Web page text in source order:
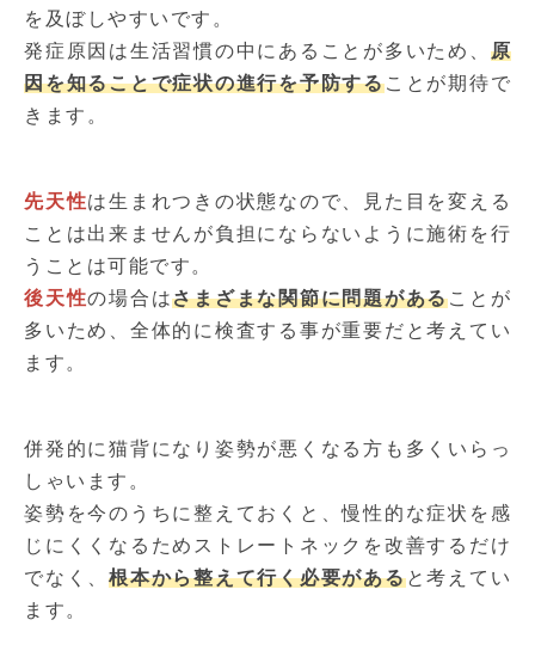
を及ぼしやすいです。
発症原因は生活習慣の中にあることが多いため、 原
因を知ることで症状の進行を予防することが期待で
きます。
先天性は生まれつきの状態なので、見た目を変える
ことは出来ませんが負担にならないように施術を行
うことは可能です。
後天性の場合はさまざまな関節に問題があることが
多いため、全体的に検査する事が重要だと考えてい
ます。
併発的に猫背になり姿勢が悪くなる方も多くいらっ
しゃいます。
姿勢を今のうちに整えておくと、慢性的な症状を感
じにくくなるためストレートネックを改善するだけ
でなく、 根本から整えて行く必要があると考えてい
ます。